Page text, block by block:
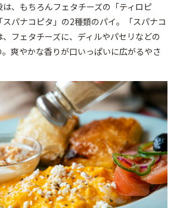
、もちろんフェタチーズの「ティロピ
パナコピタ」の2種類のパイ。「スパナコ
フェタチーズに、ディルやパセリなどの
爽やかな香りが口いっぱいに広がるやさ